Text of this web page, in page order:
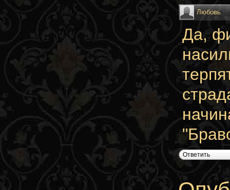
Любовь
Да,
Ответить